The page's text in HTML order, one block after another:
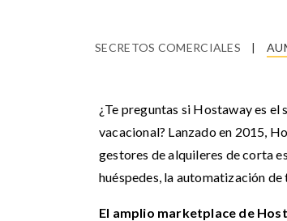
SECRETOS COMERCIALES |
¿Te preguntas si Hostaway es
vacacional? Lanzado en 2015,
gestores de alquileres de corta
huéspedes, la automatización
El amplio marketplace de